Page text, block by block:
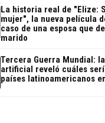
La historia real de "Elize:
mujer", la nueva película
caso de una esposa que
marido
Tercera Guerra Mundial:
artificial reveló cuáles
países latinoamericanos